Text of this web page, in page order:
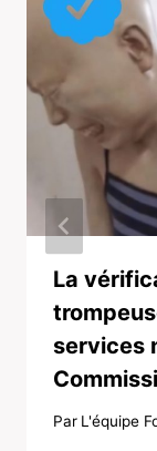
La
services
Par L'équipe